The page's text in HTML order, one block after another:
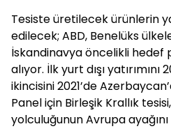
Tesiste üretilecek ürünlerin
edilecek; ABD, Benelüks
İskandinavya öncelikli hedef
alıyor. İlk yurt dışı yatırımını
ikincisini 2021’de
Panel için Birleşik Krallık
yolculuğunun Avrupa